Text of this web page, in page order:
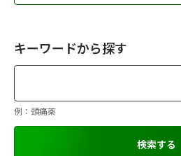
キーワードから探す
例：頭痛薬
検索する